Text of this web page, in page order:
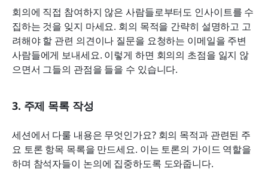
회의에 직접 참여하지 않은 사람들로부터도 인사이트를 수
집하는 것을 잊지 마세요. 회의 목적을 간략히 설명하고 고
려해야 할 관련 의견이나 질문을 요청하는 이메일을 주변
사람들에게 보내세요. 이렇게 하면 회의의 초점을 잃지 않
으면서 그들의 관점을 들을 수 있습니다.
3. 주제 목록 작성
세션에서 다룰 내용은 무엇인가요? 회의 목적과 관련된 주
요 토론 항목 목록을 만드세요. 이는 토론의 가이드 역할을
하며 참석자들이 논의에 집중하도록 도와줍니다.